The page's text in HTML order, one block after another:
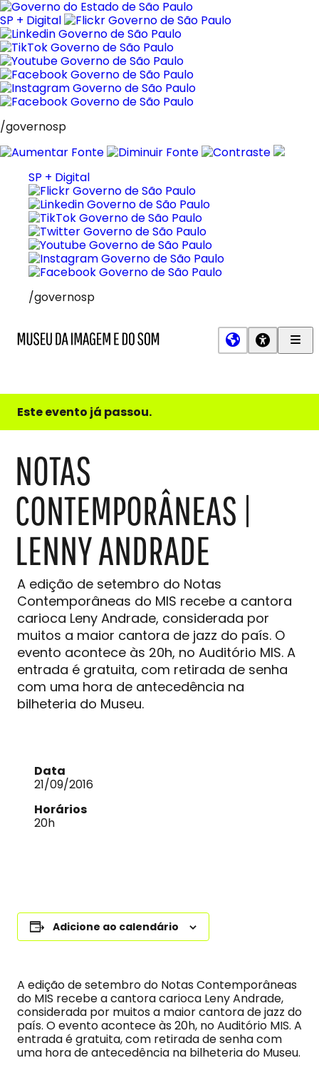
Pular
para
o
conteúdo
SP + Digital
/governosp
SP + Digital
/governosp
e
do
Este evento já passou.
NOTAS
CONTEMPORÂNEAS |
LENNY ANDRADE
A edição de setembro do Notas
Contemporâneas do MIS recebe a cantora
carioca Leny Andrade, considerada por
muitos a maior cantora de jazz do país. O
evento acontece às 20h, no Auditório MIS. A
entrada é gratuita, com retirada de senha
com uma hora de antecedência na
bilheteria do Museu.
Data
21/09/2016
Horários
20h
Adicione ao calendário
A edição de setembro do Notas Contemporâneas
do MIS recebe a cantora carioca Leny Andrade,
considerada por muitos a maior cantora de jazz do
país. O evento acontece às 20h, no Auditório MIS. A
entrada é gratuita, com retirada de senha com
uma hora de antecedência na bilheteria do Museu.